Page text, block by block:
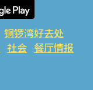
铜锣湾好去处
社会 餐厅情报